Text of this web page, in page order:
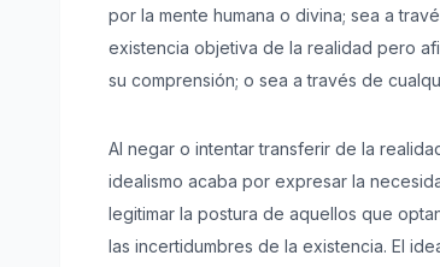
por la mente humana o divina; sea a
existencia objetiva de la realidad pero
su comprensión; o sea a través de
Al negar o intentar transferir de la
idealismo acaba por expresar la
legitimar la postura de aquellos que
las incertidumbres de la existencia. El